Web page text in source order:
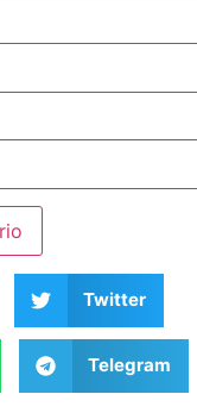
Twitter
Telegram